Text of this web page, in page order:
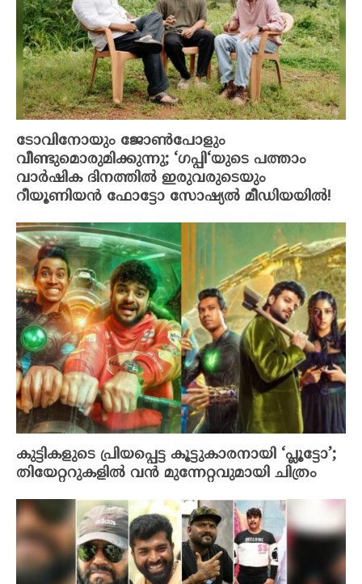
ടോവിനോയും ജോൺപോളും
വീണ്ടുമൊരുമിക്കുന്നു; ‘ഗപ്പി‘യുടെ പത്താം
വാർഷിക ദിനത്തിൽ ഇരുവരുടെയും
റീയൂണിയൻ ഫോട്ടോ സോഷ്യൽ മീഡിയയിൽ!
കുട്ടികളുടെ പ്രിയപ്പെട്ട കൂട്ടുകാരനായി ‘പ്ലൂട്ടോ’;
തിയേറ്ററുകളിൽ വൻ മുന്നേറ്റവുമായി ചിത്രം